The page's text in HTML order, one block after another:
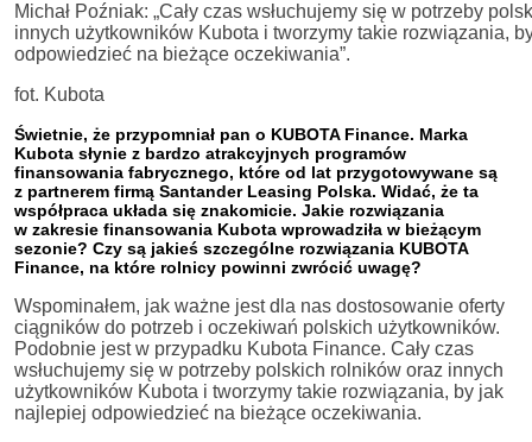
Michał Poźniak: „Cały czas wsłuchujemy się w potrzeby
innych użytkowników Kubota i tworzymy takie rozwiązania,
odpowiedzieć na bieżące oczekiwania”.
fot. Kubota
Świetnie, że przypomniał pan o KUBOTA Finance. Marka
Kubota słynie z bardzo atrakcyjnych programów
finansowania fabrycznego, które od lat przygotowywane są
z partnerem firmą Santander Leasing Polska. Widać, że ta
współpraca układa się znakomicie. Jakie rozwiązania
w zakresie finansowania Kubota wprowadziła w bieżącym
sezonie? Czy są jakieś szczególne rozwiązania KUBOTA
Finance, na które rolnicy powinni zwrócić uwagę?
Wspominałem, jak ważne jest dla nas dostosowanie oferty
ciągników do potrzeb i oczekiwań polskich użytkowników.
Podobnie jest w przypadku Kubota Finance. Cały czas
wsłuchujemy się w potrzeby polskich rolników oraz innych
użytkowników Kubota i tworzymy takie rozwiązania, by jak
najlepiej odpowiedzieć na bieżące oczekiwania.